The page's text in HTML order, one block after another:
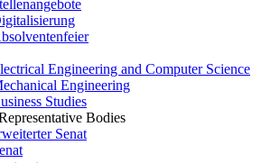
Engineering and Computer Science
Engineering
Studies
Bodies
Senat